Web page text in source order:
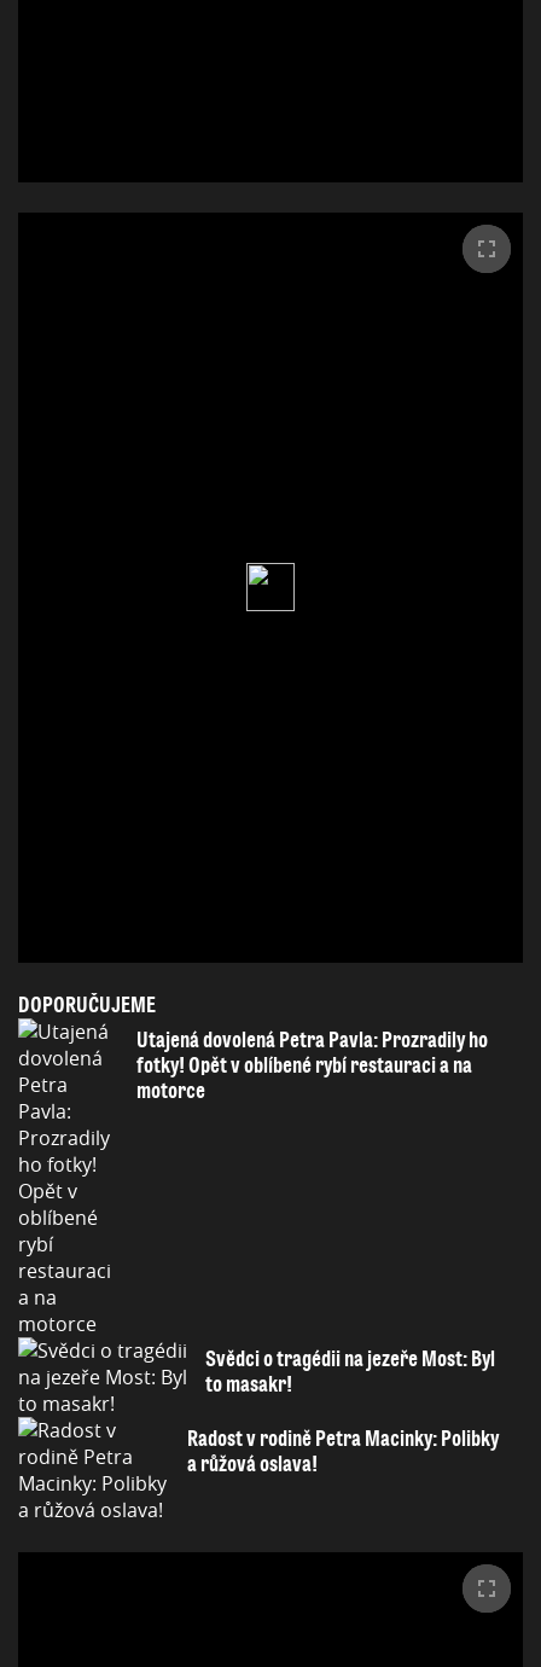
DOPORUČUJEME
Utajená dovolená Petra Pavla: Prozradily ho
fotky! Opět v oblíbené rybí restauraci a na
motorce
Svědci o tragédii na jezeře Most: Byl
to masakr!
Radost v rodině Petra Macinky: Polibky
a růžová oslava!